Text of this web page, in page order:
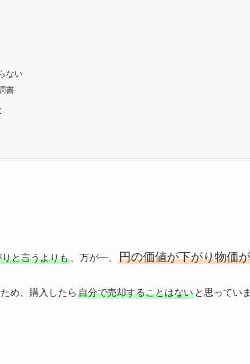
ない
書
と言うよりも 、万が一、 円の価値が下がり物価
め、購入したら 自分で売却することはない と思ってい